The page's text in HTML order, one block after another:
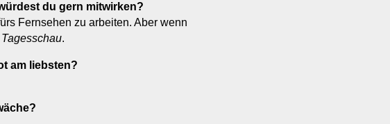
du gern mitwirken?
Fernsehen zu arbeiten. Aber wenn
Tagesschau.
am liebsten?